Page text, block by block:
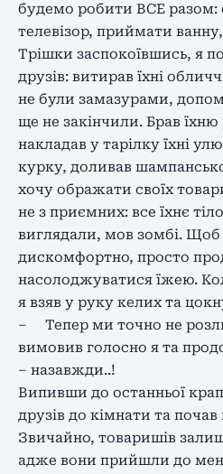
будемо робити ВСЕ разом:
телевізор, приймати
Трішки заспокоївшись, я
друзів: витирав їхні
не були замазурами,
ще не закінчили. Брав
накладав у тарілку їхні
курку, доливав
хочу ображати своїх
не з приємних: все їхнє
виглядали, мов зомбі. Щоб
дискомфортно, просто
насолоджуватися їжею.
я взяв у руку келих та
– Тепер ми точно не
вимовив голосно я та
– назавжди..!
Випивши до останньої
друзів до кімнати та
Звичайно, товаришів
адже вони прийшли до